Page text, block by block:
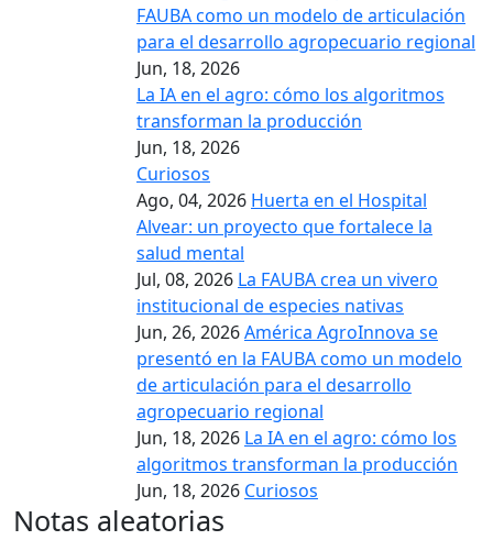
FAUBA como un modelo de articulación
para el desarrollo agropecuario regional
Jun, 18, 2026
La IA en el agro: cómo los algoritmos
transforman la producción
Jun, 18, 2026
Curiosos
Ago, 04, 2026 Huerta en el Hospital
Alvear: un proyecto que fortalece la
salud mental
Jul, 08, 2026 La FAUBA crea un vivero
institucional de especies nativas
Jun, 26, 2026América AgroInnova se
presentó en la FAUBA como un modelo
de articulación para el desarrollo
agropecuario regional
Jun, 18, 2026 La IA en el agro: cómo los
algoritmos transforman la producción
Jun, 18, 2026 Curiosos
Notas aleatorias